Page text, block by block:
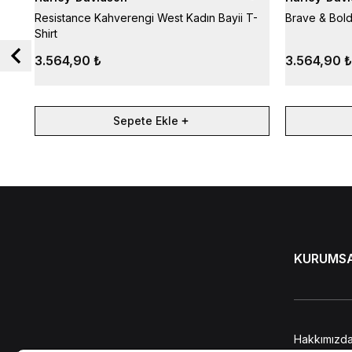
Resistance Kahverengi West Kadın Bayii T-
Shirt
3.564,90 ₺
Sepete Ekle
Brave &
3.564,90 ₺
Hakkımızda